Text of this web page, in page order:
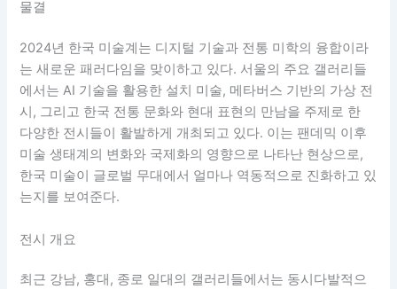
물결
2024년 한국 미술계는 디지털 기술과 전통 미학의 융합이라
는 새로운 패러다임을 맞이하고 있다. 서울의 주요 갤러리들
에서는 AI 기술을 활용한 설치 미술, 메타버스 기반의 가상 전
시, 그리고 한국 전통 문화와 현대 표현의 만남을 주제로 한
다양한 전시들이 활발하게 개최되고 있다. 이는 팬데믹 이후
미술 생태계의 변화와 국제화의 영향으로 나타난 현상으로,
한국 미술이 글로벌 무대에서 얼마나 역동적으로 진화하고 있
는지를 보여준다.
전시 개요
최근 강남, 홍대, 종로 일대의 갤러리들에서는 동시다발적으